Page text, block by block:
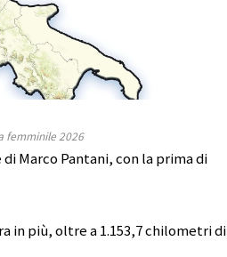
femminile 2026
Marco Pantani, con la prima di
in più, oltre a 1.153,7 chilometri di